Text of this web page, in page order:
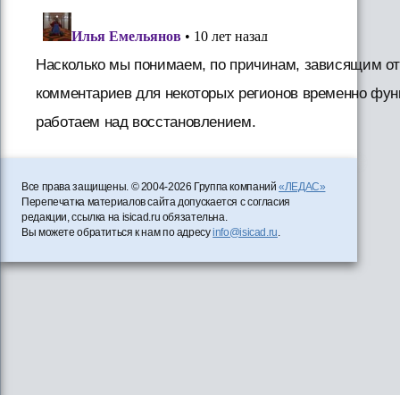
Насколько мы понимаем, по причинам, зависящим
комментариев для некоторых регионов временно
работаем над восстановлением.
Все права защищены. © 2004-2026 Группа компаний«ЛЕДАС»
Перепечатка материалов сайта допускается с согласия
редакции, ссылка на isicad.ru обязательна.
Вы можете обратиться к нам по адресуinfo@isicad.ru.